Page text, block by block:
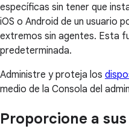
específicas sin tener que
iOS o Android de un usuario
extremos sin agentes. Esta
predeterminada.
Administre y proteja los
medio de la Consola del
Proporcione a